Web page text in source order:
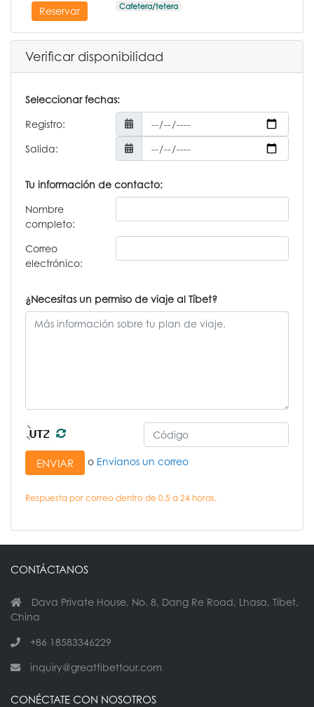
Reservar
Cafetera/tetera
Verificar disponibilidad
Seleccionar fechas:
Registro:
Salida:
Tu información de contacto:
Nombre
completo:
Correo
electrónico:
¿Necesitas un permiso de viaje al Tíbet?
ENVIAR o Envíanos un correo
Respuesta por correo dentro de 0.5 a 24 horas.
CONTÁCTANOS
Dava Private House, No. 8, Dang Re Road, Lhasa, Tíbet,
China
+86 18583346229
inquiry@greattibettour.com
CONÉCTATE CON NOSOTROS